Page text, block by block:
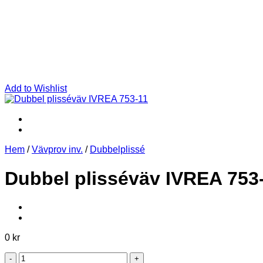
Add to Wishlist
Hem / Vävprov inv. / Dubbelplissé
Dubbel plisséväv IVREA
0 kr
Dubbel